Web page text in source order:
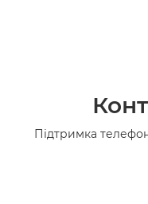
Підтримка